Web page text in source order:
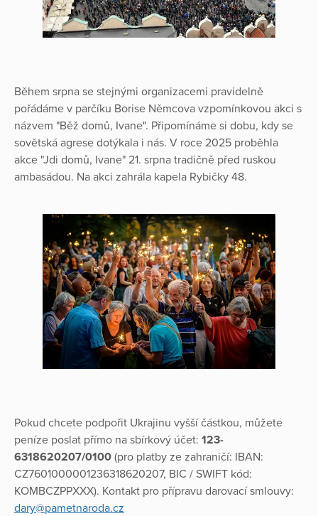
Během srpna se stejnými organizacemi pravidelně
pořádáme v parčíku Borise Němcova vzpomínkovou akci s
názvem "Běž domů, Ivane". Připomínáme si dobu, kdy se
sovětská agrese dotýkala i nás. V roce 2025 proběhla
akce "Jdi domů, Ivane" 21. srpna tradičně před ruskou
ambasádou. Na akci zahrála kapela Rybičky 48.
Pokud chcete podpořit Ukrajinu vyšší částkou, můžete
peníze poslat přímo na sbírkový účet: 123-
6318620207/0100 (pro platby ze zahraničí: IBAN:
CZ7601000001236318620207, BIC / SWIFT kód:
KOMBCZPPXXX). Kontakt pro přípravu darovací smlouvy:
dary@pametnaroda.cz